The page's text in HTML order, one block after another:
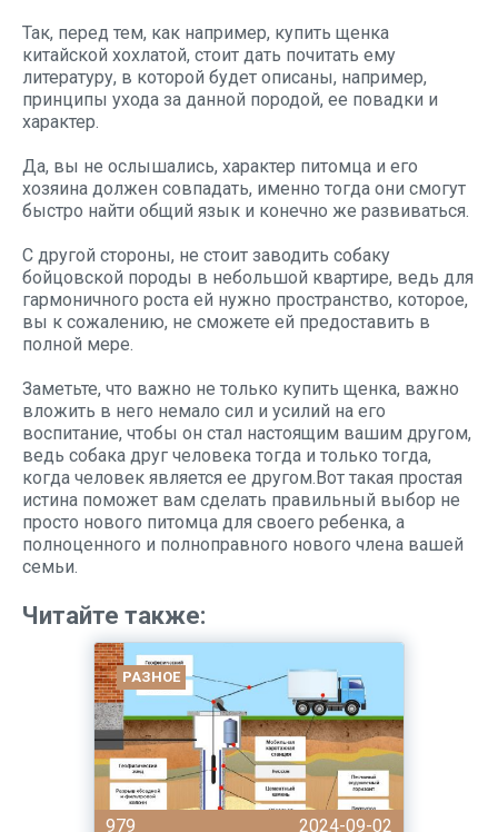
Так, перед тем, как например, купить щенка
китайской хохлатой, стоит дать почитать ему
литературу, в которой будет описаны, например,
принципы ухода за данной породой, ее повадки и
характер.
Да, вы не ослышались, характер питомца и его
хозяина должен совпадать, именно тогда они смогут
быстро найти общий язык и конечно же развиваться.
С другой стороны, не стоит заводить собаку
бойцовской породы в небольшой квартире, ведь для
гармоничного роста ей нужно пространство, которое,
вы к сожалению, не сможете ей предоставить в
полной мере.
Заметьте, что важно не только купить щенка, важно
вложить в него немало сил и усилий на его
воспитание, чтобы он стал настоящим вашим другом,
ведь собака друг человека тогда и только тогда,
когда человек является ее другом.Вот такая простая
истина поможет вам сделать правильный выбор не
просто нового питомца для своего ребенка, а
полноценного и полноправного нового члена вашей
семьи.
Читайте также:
РАЗНОЕ
979
2024-09-02